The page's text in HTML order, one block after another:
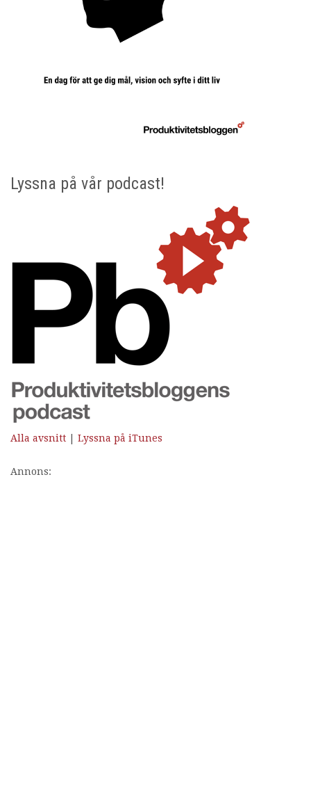
Lyssna på vår podcast!
Alla avsnitt Lyssna på iTunes
Annons: